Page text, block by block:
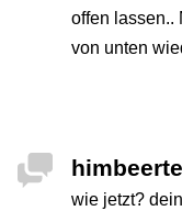
offen lassen..
von unten
wie jetzt?